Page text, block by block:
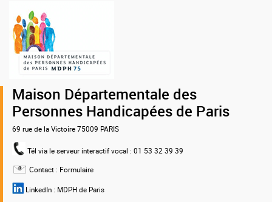
Logo
de
la
MDPH
Maison Départementale des
Personnes Handicapées de Paris
69 rue de la Victoire 75009 PARIS
Tél via le serveur interactif vocal : 01 53 32 39 39
Contact : Formulaire
LinkedIn : MDPH de Paris